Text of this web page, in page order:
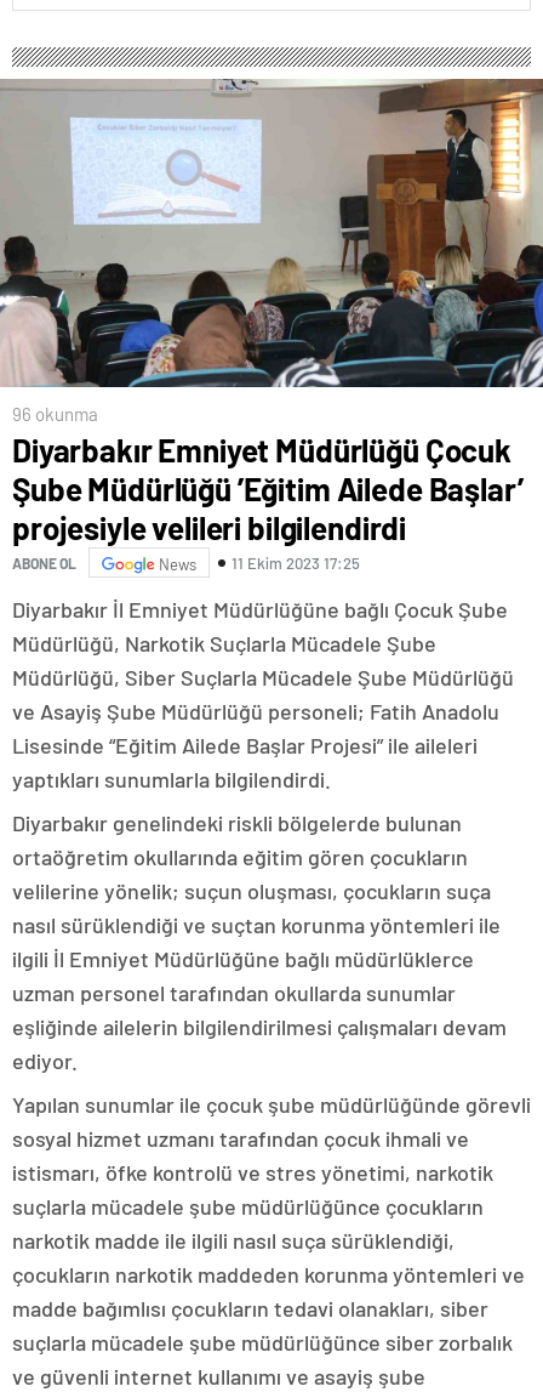
96 okunma
Diyarbakır Emniyet Müdürlüğü Çocuk
Şube Müdürlüğü ’Eğitim Ailede Başlar’
projesiyle velileri bilgilendirdi
ABONE OL News 11 Ekim 2023 17:25
Diyarbakır İl Emniyet Müdürlüğüne bağlı Çocuk Şube
Müdürlüğü, Narkotik Suçlarla Mücadele Şube
Müdürlüğü, Siber Suçlarla Mücadele Şube Müdürlüğü
ve Asayiş Şube Müdürlüğü personeli; Fatih Anadolu
Lisesinde “Eğitim Ailede Başlar Projesi” ile aileleri
yaptıkları sunumlarla bilgilendirdi.
Diyarbakır genelindeki riskli bölgelerde bulunan
ortaöğretim okullarında eğitim gören çocukların
velilerine yönelik; suçun oluşması, çocukların suça
nasıl sürüklendiği ve suçtan korunma yöntemleri ile
ilgili İl Emniyet Müdürlüğüne bağlı müdürlüklerce
uzman personel tarafından okullarda sunumlar
eşliğinde ailelerin bilgilendirilmesi çalışmaları devam
ediyor.
Yapılan sunumlar ile çocuk şube müdürlüğünde görevli
sosyal hizmet uzmanı tarafından çocuk ihmali ve
istismarı, öfke kontrolü ve stres yönetimi, narkotik
suçlarla mücadele şube müdürlüğünce çocukların
narkotik madde ile ilgili nasıl suça sürüklendiği,
çocukların narkotik maddeden korunma yöntemleri ve
madde bağımlısı çocukların tedavi olanakları, siber
suçlarla mücadele şube müdürlüğünce siber zorbalık
ve güvenli internet kullanımı ve asayiş şube